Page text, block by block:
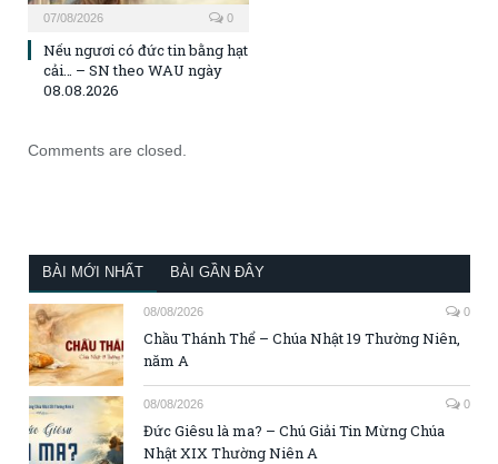
07/08/2026 0
Nếu ngươi có đức tin bằng hạt
cải… – SN theo WAU ngày
08.08.2026
Comments are closed.
BÀI MỚI NHẤT BÀI GẦN ĐÂY
08/08/2026 0
Chầu Thánh Thể – Chúa Nhật 19 Thường Niên,
năm A
08/08/2026 0
Đức Giêsu là ma? – Chú Giải Tin Mừng Chúa
Nhật XIX Thường Niên A